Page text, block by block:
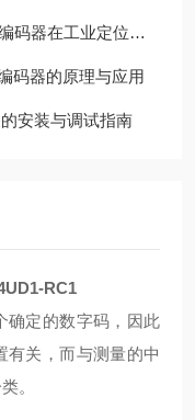
工业定位中的应用
码器的原理与应用
安装与调试指南
RC1
确定的数字码，因此
有关，而与测量的中
。